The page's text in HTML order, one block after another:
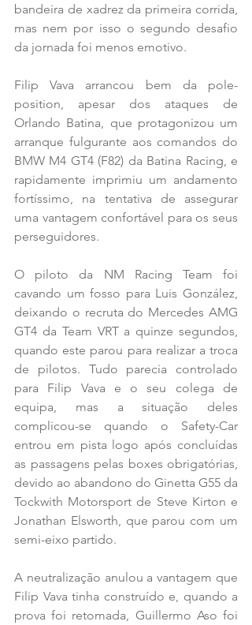
bandeira de xadrez da primeira corrida,
mas nem por isso o segundo desafio
da jornada foi menos emotivo.
Filip Vava arrancou bem da pole-
position, apesar dos ataques de
Orlando Batina, que protagonizou um
arranque fulgurante aos comandos do
BMW M4 GT4 (F82) da Batina Racing, e
rapidamente imprimiu um andamento
fortíssimo, na tentativa de assegurar
uma vantagem confortável para os seus
perseguidores.
O piloto da NM Racing Team foi
cavando um fosso para Luis González,
deixando o recruta do Mercedes AMG
GT4 da Team VRT a quinze segundos,
quando este parou para realizar a troca
de pilotos. Tudo parecia controlado
para Filip Vava e o seu colega de
equipa, mas a situação deles
complicou-se quando o Safety-Car
entrou em pista logo após concluídas
as passagens pelas boxes obrigatórias,
devido ao abandono do Ginetta G55 da
Tockwith Motorsport de Steve Kirton e
Jonathan Elsworth, que parou com um
semi-eixo partido.
A neutralização anulou a vantagem que
Filip Vava tinha construído e, quando a
prova foi retomada, Guillermo Aso foi